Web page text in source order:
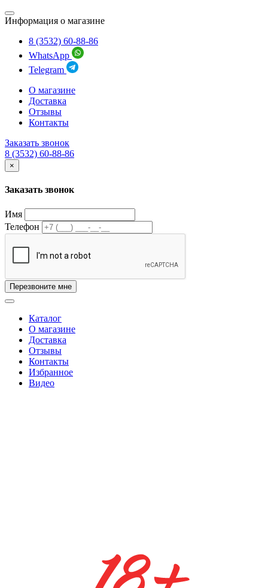
Информация о магазине
8 (3532) 60-88-86
WhatsApp
Telegram
О магазине
Доставка
Отзывы
Контакты
Заказать звонок
8 (3532) 60-88-86
×
Заказать звонок
Имя
Телефон
Перезвоните мне
Каталог
О магазине
Доставка
Отзывы
Контакты
Избранное
Видео